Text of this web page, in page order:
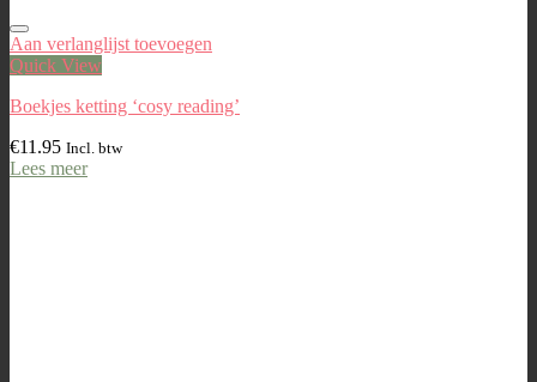
Aan verlanglijst toevoegen
Quick View
Boekjes ketting ‘cosy reading’
€11.95 Incl. btw
Lees meer